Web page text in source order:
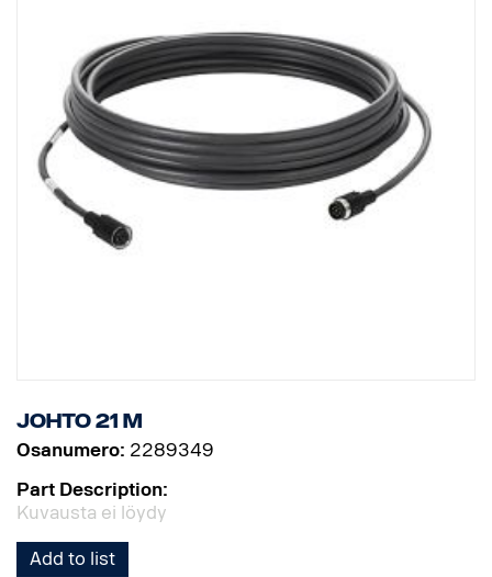
Johto 21 m
Osanumero: 2289349
Part Description:
Kuvausta ei löydy
Add to list